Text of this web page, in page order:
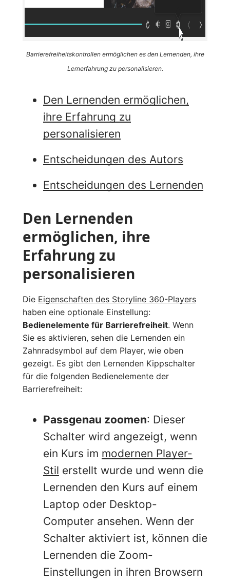
Barrierefreiheitskontrollen ermöglichen es den Lernenden, ihre
Lernerfahrung zu personalisieren.
Den Lernenden ermöglichen,
ihre Erfahrung zu
personalisieren
Entscheidungen des Autors
Entscheidungen des Lernenden
Den Lernenden
ermöglichen, ihre
Erfahrung zu
personalisieren
Die Eigenschaften des Storyline 360-Players
haben eine optionale Einstellung:
Bedienelemente für Barrierefreiheit. Wenn
Sie es aktivieren, sehen die Lernenden ein
Zahnradsymbol auf dem Player, wie oben
gezeigt. Es gibt den Lernenden Kippschalter
für die folgenden Bedienelemente der
Barrierefreiheit:
Passgenau zoomen: Dieser
Schalter wird angezeigt, wenn
ein Kurs im modernen Player-
Stil erstellt wurde und wenn die
Lernenden den Kurs auf einem
Laptop oder Desktop-
Computer ansehen. Wenn der
Schalter aktiviert ist, können die
Lernenden die Zoom-
Einstellungen in ihren Browsern